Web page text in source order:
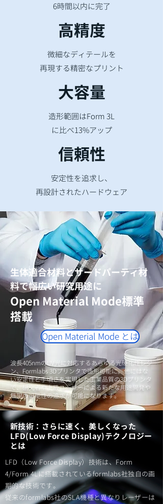
6時間以内に完了
​高精度
微細なディテールを
再現する精密なプリント
​大容量
造形範囲はForm 3L
​に比べ13%アップ
​信頼性
安定性を追求し、
再設計されたハードウェア
​生体適合材料とサードパーティ材
料で幅広い研究用途に
Open Material Mode標準
搭載
Open Material Mode とは
波長405nmのUV光に対応するあらゆる光硬化性レジ
ン、Formlabs 3Dプリンタで造形可能に。他にはな
い安定性と手頃さを実現した工業品質の3Dプリンタ
で、研究者や上級ユーザーによる新たな用途開発や
無限の可能性の追求が可能になります。
新技術：さらに速く、美しくなった
LFD(Low Force Display)テクノロジー
とは
LFD（Low Force Display）技術は、Form
4/Form 4Lに搭載されているformlabs社独自の画
期的な技術です。
従来のformlabs社のSLA機種と異なりレーザーは